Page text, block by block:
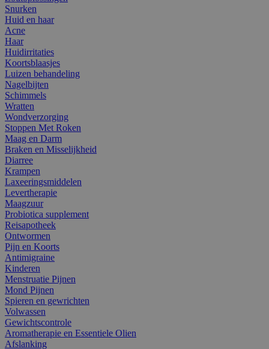
Snurken
Huid en haar
Acne
Haar
Huidirritaties
Koortsblaasjes
Luizen behandeling
Nagelbijten
Schimmels
Wratten
Wondverzorging
Stoppen Met Roken
Maag en Darm
Braken en Misselijkheid
Diarree
Krampen
Laxeeringsmiddelen
Levertherapie
Maagzuur
Probiotica supplement
Reisapotheek
Ontwormen
Pijn en Koorts
Antimigraine
Kinderen
Menstruatie Pijnen
Mond Pijnen
Spieren en gewrichten
Volwassen
Gewichtscontrole
Aromatherapie en Essentiele Olien
Afslanking